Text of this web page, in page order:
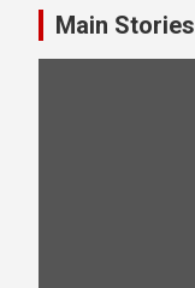
Main Stories